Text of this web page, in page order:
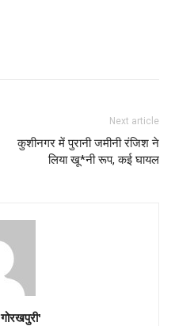
Next article
कुशीनगर में पुरानी जमीनी रंजिश ने
लिया खू*नी रूप, कई घायल